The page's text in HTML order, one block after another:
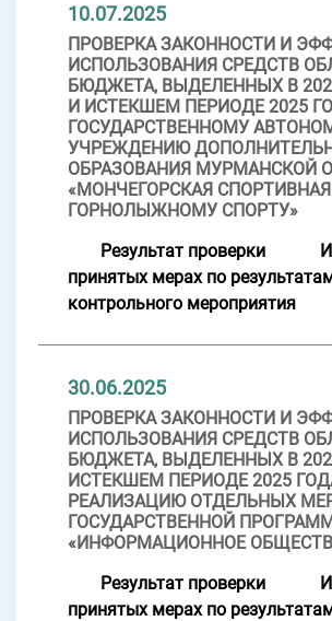
10.07.2025
ПРОВЕРКА ЗАКОННОСТИ И
ИСПОЛЬЗОВАНИЯ СРЕДСТВ
БЮДЖЕТА, ВЫДЕЛЕННЫХ В
И ИСТЕКШЕМ ПЕРИОДЕ 2025
ГОСУДАРСТВЕННОМУ
УЧРЕЖДЕНИЮ
ОБРАЗОВАНИЯ МУРМАНСКОЙ
«МОНЧЕГОРСКАЯ
ГОРНОЛЫЖНОМУ СПОРТУ»
Результат проверки
принятых мерах по
контрольного мероприятия
30.06.2025
ПРОВЕРКА ЗАКОННОСТИ И
ИСПОЛЬЗОВАНИЯ СРЕДСТВ
БЮДЖЕТА, ВЫДЕЛЕННЫХ В
ИСТЕКШЕМ ПЕРИОДЕ 2025
РЕАЛИЗАЦИЮ ОТДЕЛЬНЫХ
ГОСУДАРСТВЕННОЙ
«ИНФОРМАЦИОННОЕ
Результат проверки
принятых мерах по